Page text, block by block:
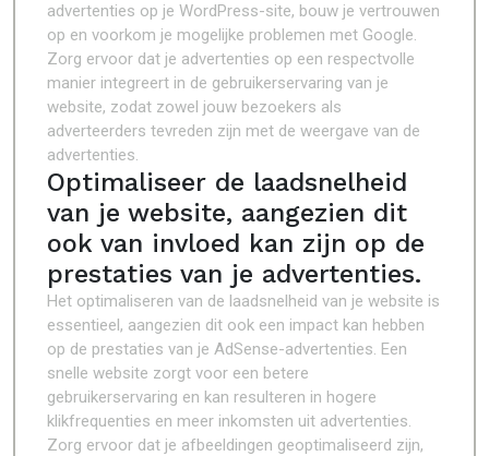
advertenties op je WordPress-site, bouw je vertrouwen
op en voorkom je mogelijke problemen met Google.
Zorg ervoor dat je advertenties op een respectvolle
manier integreert in de gebruikerservaring van je
website, zodat zowel jouw bezoekers als
adverteerders tevreden zijn met de weergave van de
advertenties.
Optimaliseer de laadsnelheid
van je website, aangezien dit
ook van invloed kan zijn op de
prestaties van je advertenties.
Het optimaliseren van de laadsnelheid van je website is
essentieel, aangezien dit ook een impact kan hebben
op de prestaties van je AdSense-advertenties. Een
snelle website zorgt voor een betere
gebruikerservaring en kan resulteren in hogere
klikfrequenties en meer inkomsten uit advertenties.
Zorg ervoor dat je afbeeldingen geoptimaliseerd zijn,